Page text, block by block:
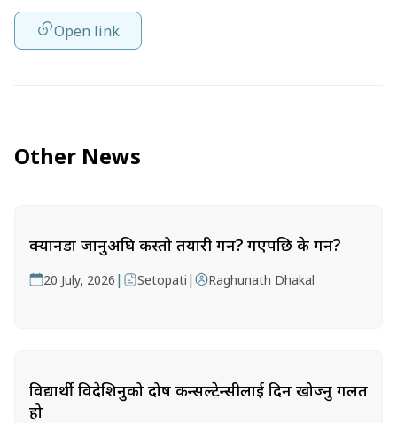
Open link
Other News
क्यानडा जानुअघि कस्तो तयारी गर्ने? गएपछि के गर्ने?
20 July, 2026 | Setopati | Raghunath Dhakal
विद्यार्थी विदेशिनुको दोष कन्सल्टेन्सीलाई दिन खोज्नु गलत
हो